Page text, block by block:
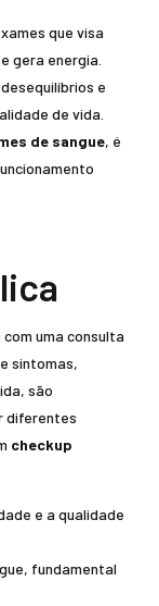
que visa
gera energia.
e
de vida.
de sangue, é
uma consulta
sintomas,
são
diferentes
checkup
e a qualidade
fundamental